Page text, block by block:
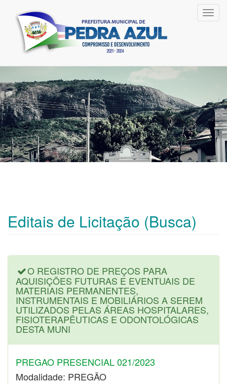
Editais de Licitação (Busca)
O REGISTRO DE PREÇOS PARA
AQUISIÇÕES FUTURAS E EVENTUAIS DE
MATERIAIS PERMANENTES,
INSTRUMENTAIS E MOBILIÁRIOS A SEREM
UTILIZADOS PELAS ÁREAS HOSPITALARES,
FISIOTERAPÊUTICAS E ODONTOLÓGICAS
DESTA MUNI
PREGAO PRESENCIAL 021/2023
Modalidade: PREGÃO